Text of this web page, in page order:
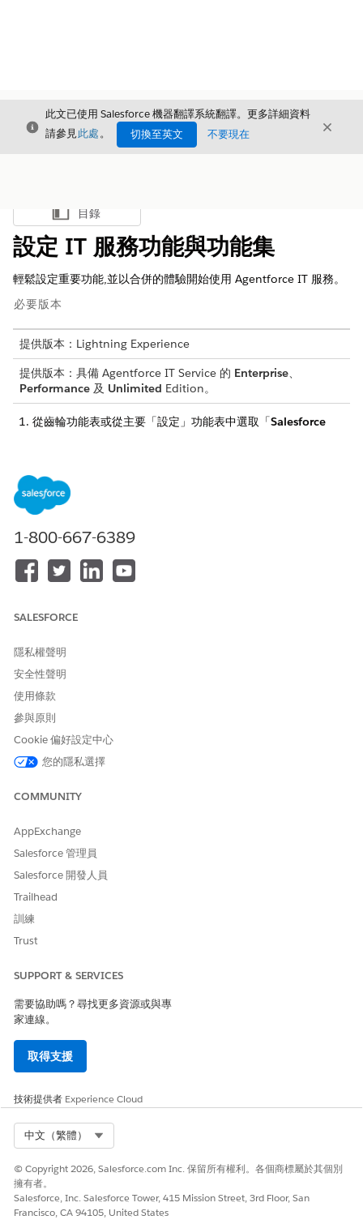
結束
此文已使用 Salesforce 機器翻譯系統翻譯。更多詳細資料
請參見此處。 切換至英文 不要現在 結束
顯示目錄
目錄
設定 IT 服務功能與功能集
輕鬆設定重要功能,並以合併的體驗開始使用 Agentforce IT 服務。
必要版本
提供版本：Lightning Experience
提供版本：具備 Agentforce IT Service 的 Enterprise、
Performance 及 Unlimited Edition。
從齒輪功能表或從主要「設定」功能表中選取「Salesforce
功能名稱。您可以在 Agentforce IT Service 內搜尋任何功能。
前往「功能集」
選條件。
能集可供您使用 Salesforce Go 設定。
按一下您要設定的功能集上的「
成。
1-800-667-6389
SALESFORCE
隱私權聲明
安全性聲明
使用條款
參與原則
Cookie 偏好設定中心
您的隱私選擇
COMMUNITY
AppExchange
Salesforce 管理員
Salesforce 開發人員
Trailhead
訓練
Trust
SUPPORT & SERVICES
需要協助嗎？尋找更多資源或與專
家連線。
取得支援
技術提供者 Experience Cloud
中文（繁體）
© Copyright 2026, Salesforce.com Inc. 保留所有權利。各個商標屬於其個別
擁有者。
Salesforce, Inc. Salesforce Tower, 415 Mission Street, 3rd Floor, San
Francisco, CA 94105, United States